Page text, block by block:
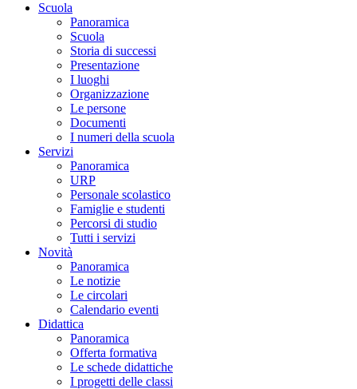
Scuola
Panoramica
Scuola
Storia di successi
Presentazione
I luoghi
Organizzazione
Le persone
Documenti
I numeri della scuola
Servizi
Panoramica
URP
Personale scolastico
Famiglie e studenti
Percorsi di studio
Tutti i servizi
Novità
Panoramica
Le notizie
Le circolari
Calendario eventi
Didattica
Panoramica
Offerta formativa
Le schede didattiche
I progetti delle classi